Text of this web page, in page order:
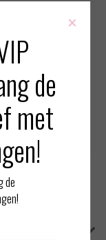
product
×
de
met
de